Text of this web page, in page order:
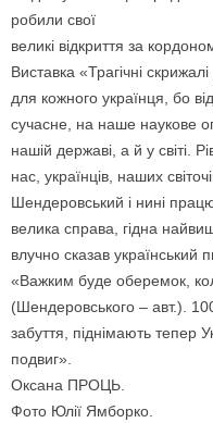
робили свої
великі відкриття за
Виставка «Трагічні
для кожного українця, бо
сучасне, на наше наукове
нашій державі, а й у світі.
нас, українців, наших
Шендеровський і нині
велика справа, гідна
влучно сказав
«Важким буде оберемок,
(Шендеровського – авт.).
забуття, піднімають тепер
подвиг».
Оксана ПРОЦЬ.
Фото Юлії Ямборко.